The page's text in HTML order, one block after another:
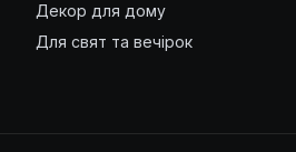
Декор для дому
Для свят та вечірок